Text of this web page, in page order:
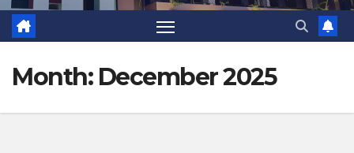
Month: December 2025